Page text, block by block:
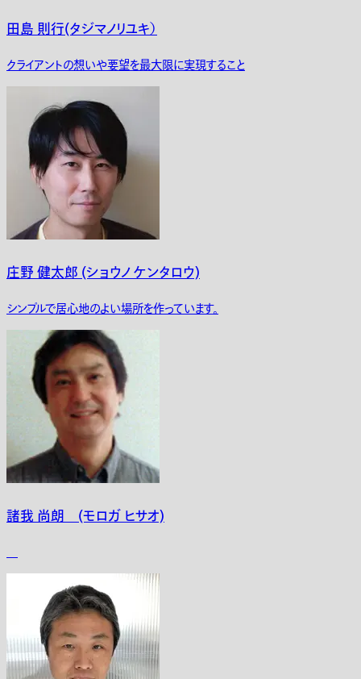
田島 則行(タジマノリユキ）
クライアントの想いや要望を最大限に実現すること
庄野 健太郎 (ショウノ ケンタロウ)
シンプルで居心地のよい場所を作っています。
諸我 尚朗 (モロガ ヒサオ)